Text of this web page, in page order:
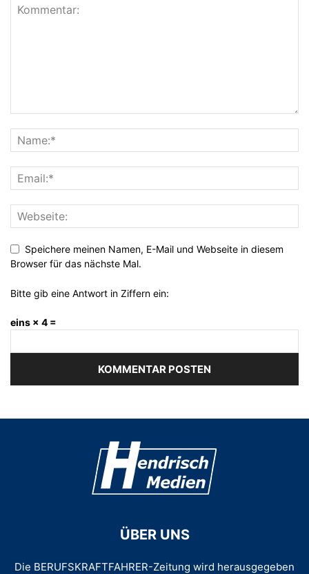
Speichere meinen Namen, E-Mail und Webseite in diesem
Browser für das nächste Mal.
Bitte gib eine Antwort in Ziffern ein:
eins × 4 =
ÜBER UNS
Die BERUFSKRAFTFAHRER-Zeitung wird herausgegeben